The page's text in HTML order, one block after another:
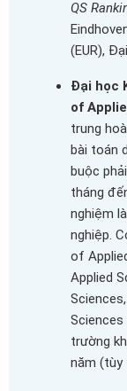
QS
(EUR),
Đại học
of
trung
bài toán
buộc
tháng
nghiệm
nghiệp.
of
Applied
Sciences,
Sciences
trường
năm (tùy